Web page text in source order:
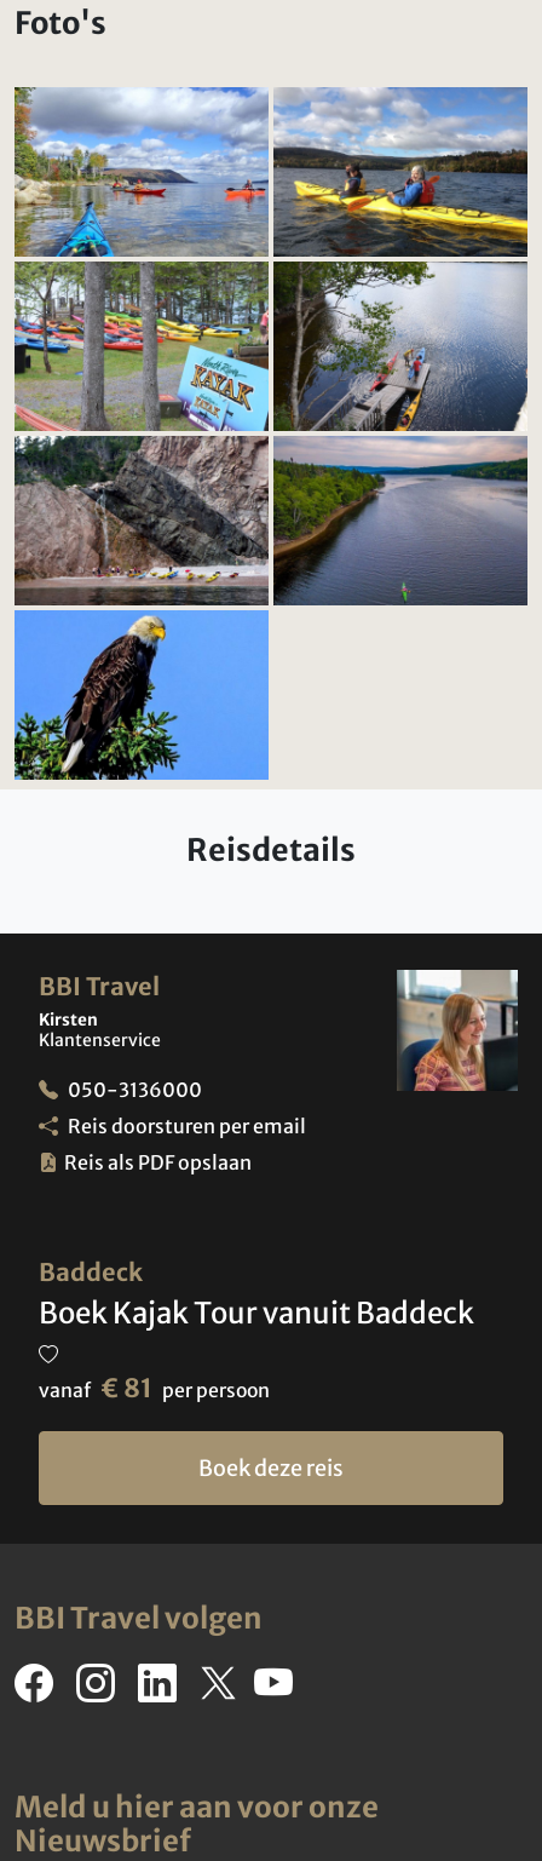
Foto's
Reisdetails
Baddeck
Boek Kajak Tour vanuit Baddeck
vanaf € 81 per persoon
Boek deze reis
BBI Travel
Kirsten
Klantenservice
050-3136000
Reis doorsturen per email
Reis als PDF opslaan
BBI Travel volgen
Meld u hier aan voor onze
Nieuwsbrief